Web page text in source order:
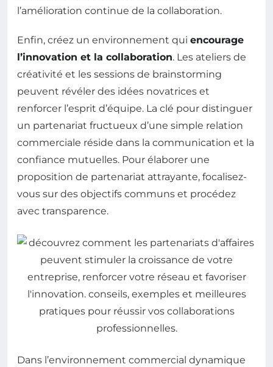
l’amélioration continue de la collaboration.
Enfin, créez un environnement qui encourage
l’innovation et la collaboration. Les ateliers de
créativité et les sessions de brainstorming
peuvent révéler des idées novatrices et
renforcer l’esprit d’équipe. La clé pour distinguer
un partenariat fructueux d’une simple relation
commerciale réside dans la communication et la
confiance mutuelles. Pour élaborer une
proposition de partenariat attrayante, focalisez-
vous sur des objectifs communs et procédez
avec transparence.
Dans l’environnement commercial dynamique